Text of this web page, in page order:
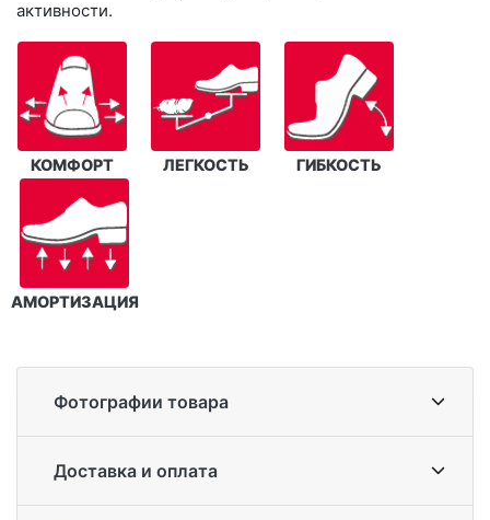
активности.
КОМФОРТ ЛЕГКОСТЬ ГИБКОСТЬ
АМОРТИЗАЦИЯ
Фотографии товара
Доставка и оплата